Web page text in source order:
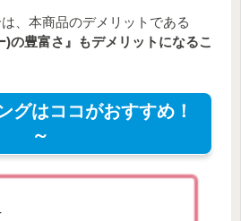
、本商品のデメリットである
)の豊富さ』もデメリットになるこ
グはココがおすすめ！
～